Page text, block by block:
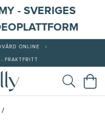
- SVERIGES
ONLINE
/